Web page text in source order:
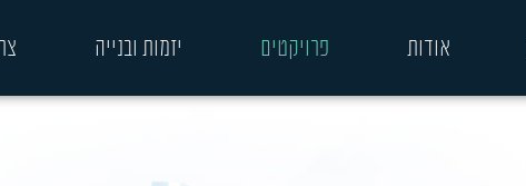
אודות פרויקטים יזמות ובנייה